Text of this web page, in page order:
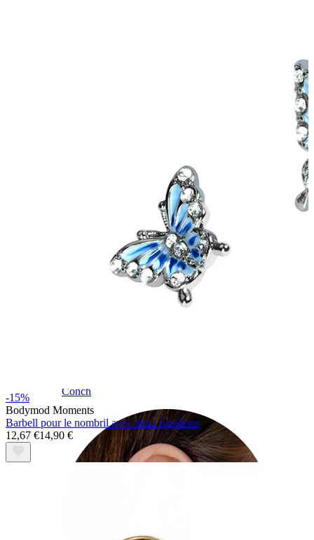
Conch
-15%
Bodymod Moments
Barbell pour le nombril avec deux papillons
12,67 €14,90 €